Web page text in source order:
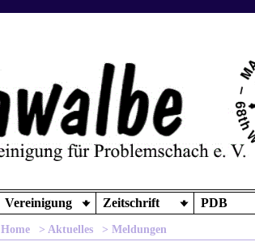
Vereinigung Zeitschrift PDB
Home > Aktuelles > Meldungen